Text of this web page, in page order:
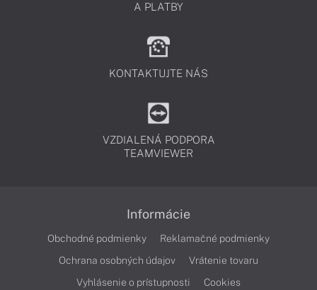
A PLATBY
KONTAKTUJTE NÁS
VZDIALENÁ PODPORA
TEAMVIEWER
Informácie
Obchodné podmienky
Reklamačné podmienky
Ochrana osobných údajov
Vrátenie tovaru
Vyhlásenie o prístupnosti
Cookies